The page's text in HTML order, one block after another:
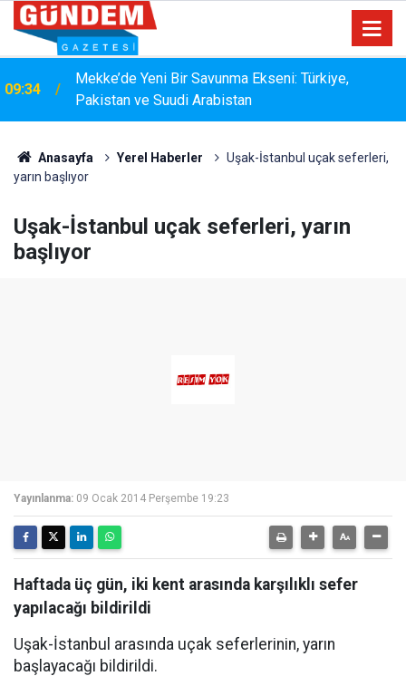
15:33 YANGIN RİSKİNE KARŞI KAPSAMLI TEMİZLİK
Anasayfa Yerel Haberler
Uşak-İstanbul uçak seferleri,
yarın başlıyor
Uşak-İstanbul uçak seferleri, yarın
başlıyor
Yayınlanma: 09 Ocak 2014 Perşembe 19:23
Haftada üç gün, iki kent arasında karşılıklı sefer
yapılacağı bildirildi
Uşak-İstanbul arasında uçak seferlerinin, yarın
başlayacağı bildirildi.